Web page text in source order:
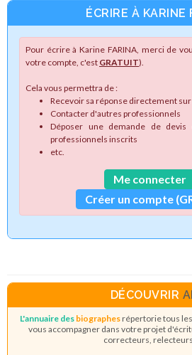
ÉCRIRE À KARINE
Pour écrire à Karine FARINA, merci de
votre compte, c'est GRATUIT).
Cela vous permettra de :
Recevoir sa réponse directement
Contacter d'autres professionnels
Déposer une demande de devis
professionnels inscrits
etc.
Me connecter
Créer un compte
DÉCOUVRIR
L'annuaire des biographesrépertorie tous
vous accompagner dans votre projet
correcteurs,